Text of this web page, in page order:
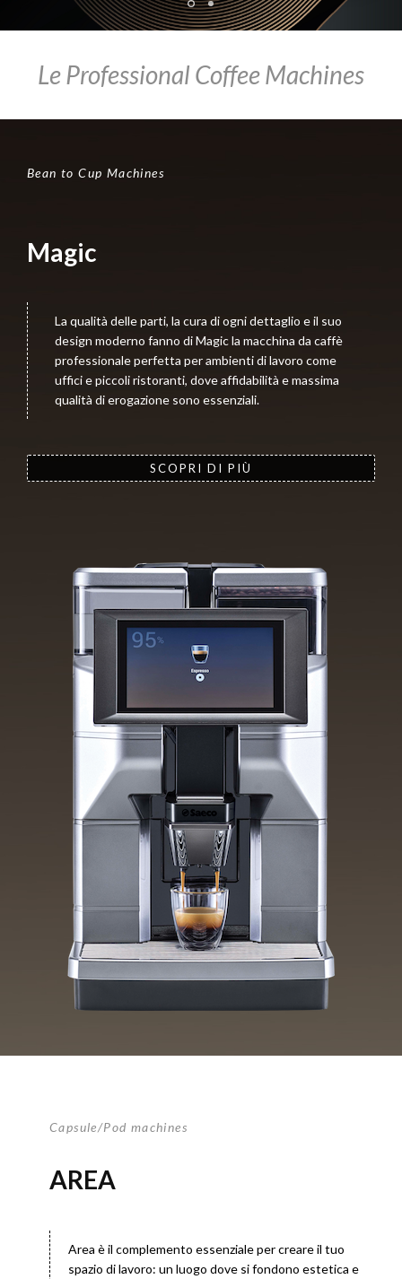
Le Professional Coffee Machines
Bean to Cup Machines
Magic
La qualità delle parti, la cura di ogni dettaglio e il suo
design moderno fanno di Magic la macchina da caffè
professionale perfetta per ambienti di lavoro come
uffici e piccoli ristoranti, dove affidabilità e massima
qualità di erogazione sono essenziali.
SCOPRI DI PIÙ
Capsule/Pod machines
AREA
Area è il complemento essenziale per creare il tuo
spazio di lavoro: un luogo dove si fondono estetica e